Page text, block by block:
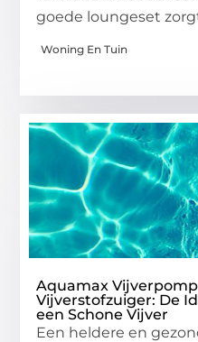
goede loungeset
Woning En Tuin
Aquamax
Vijverstofzuiger: De
een Schone Vijver
Een heldere en